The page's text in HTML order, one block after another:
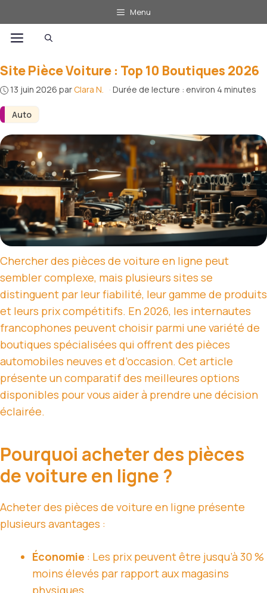
au
contenu
Menu
Menu
Auto
Site Pièce Voiture : Top 10 Boutiques 2026
13 juin 2026 par Clara N. · Durée de lecture : environ 4 minutes
Chercher des pièces de voiture en ligne peut
sembler complexe, mais plusieurs sites se
distinguent par leur fiabilité, leur gamme de produits
et leurs prix compétitifs. En 2026, les internautes
francophones peuvent choisir parmi une variété de
boutiques spécialisées qui offrent des pièces
automobiles neuves et d’occasion. Cet article
présente un comparatif des meilleures options
disponibles pour vous aider à prendre une décision
éclairée.
Pourquoi acheter des pièces
de voiture en ligne ?
Acheter des pièces de voiture en ligne présente
plusieurs avantages :
Économie : Les prix peuvent être jusqu’à 30 %
moins élevés par rapport aux magasins
physiques.